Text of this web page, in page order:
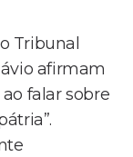
Tribunal
afirmam
falar sobre